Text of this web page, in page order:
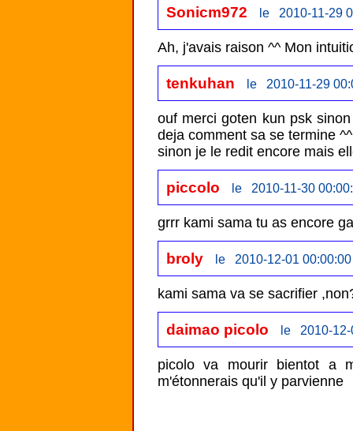
Sonicm972 le 2010-11-29
Ah, j'avais raison ^^ Mon
tenkuhan le 2010-11-29
ouf merci goten kun psk
deja comment sa se termine ^^
piccolo le 2010-11-30
grrr kami sama tu as encore
broly le 2010-12-01 00:00:00
kami sama va se sacrifier
daimao picolo le 2010-12-
picolo va mourir bientot a
m'étonnerais qu'il y parvienne